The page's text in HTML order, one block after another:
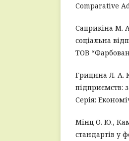
Comparative
Саприкіна М.
соціальна
ТОВ
Грицина Л. А.
підприємств:
Серія:
Мінц О. Ю.,
стандартів у